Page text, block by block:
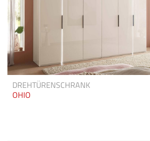
DREHTÜRENSCHRANK
OHIO